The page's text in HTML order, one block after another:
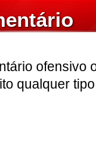
ofensivo
qualquer